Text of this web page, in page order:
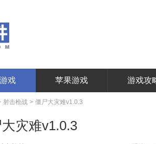
戏 苹果游戏 游戏攻
射击枪战 > 僵尸大灾难v1.0.3
灾难v1.0.3